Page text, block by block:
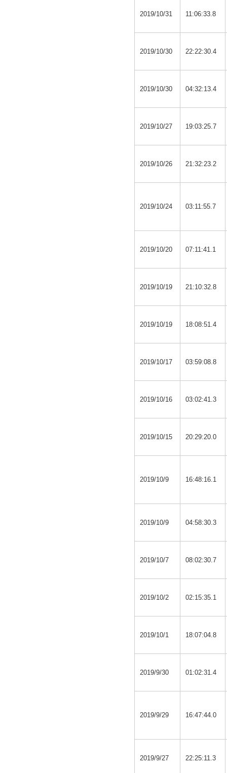
2019/10/31 11:06:33.8
2019/10/30 22:22:30.4
2019/10/30 04:32:13.4
2019/10/27 19:03:25.7
2019/10/26 21:32:23.2
2019/10/24 03:11:55.7
2019/10/20 07:11:41.1
2019/10/19 21:10:32.8
2019/10/19 18:08:51.4
2019/10/17 03:59:08.8
2019/10/16 03:02:41.3
2019/10/15 20:29:20.0
2019/10/9 16:48:16.1
2019/10/9 04:58:30.3
2019/10/7 08:02:30.7
2019/10/2 02:15:35.1
2019/10/1 18:07:04.8
2019/9/30 01:02:31.4
2019/9/29 16:47:44.0
2019/9/27 22:25:11.3